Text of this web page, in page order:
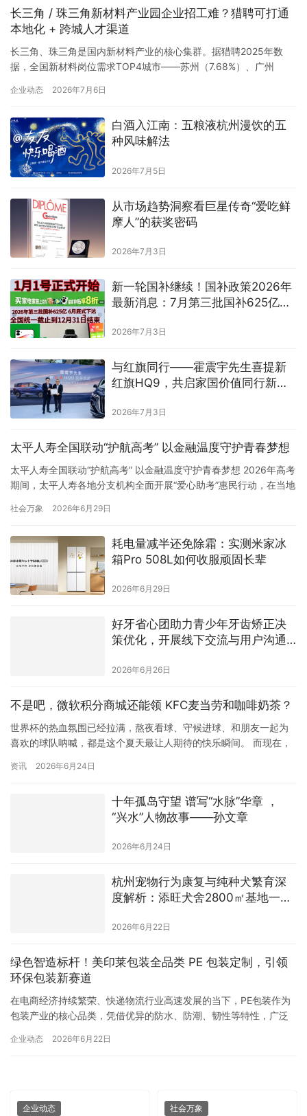
《青山有路》亮相现场，结合多年一线工作阅历…
长三角 / 珠三角新材料产业园企业招工难？猎聘可打通
本地化 + 跨城人才渠道
长三角、珠三角是国内新材料产业的核心集群。据猎聘2025年数
据，全国新材料岗位需求TOP4城市——苏州（7.68%）、广州
大城市合计占全国岗位需求26%。然而，区域内企业普遍面临本地
点。本文聚焦于该领域具有代表性的人力资源服务平台…
企业动态 2026年7月6日
白酒入江南：五粮液杭州漫饮的五
种风味解法
2026年7月5日
从市场趋势洞察看巨星传奇“爱吃鲜
摩人”的获奖密码
2026年7月3日
新一轮国补继续！国补政策2026年
最新消息：7月第三批国补625亿已
国补领取方法一览！
2026年7月3日
与红旗同行——霍震宇先生喜提新
红旗HQ9，共启家国价值同行新篇
2026年7月3日
太平人寿全国联动“护航高考” 以金融温度守护青春梦想
太平人寿全国联动“护航高考” 以金融温度守护青春梦想 2026年高考
期间，太平人寿各地分支机构全面开展“爱心助考”惠民行动，在当地
把金融反诈宣教搬进考场一线，将温暖服务与金融普惠深度融合，
为民初心。 太平人寿河南新乡中支高考爱心驿站 多点布设“…
社会万象 2026年6月29日
耗电量减半还免除霜：实测米家冰
箱Pro 508L如何收服顽固长辈
2026年6月29日
好牙省心团助力青少年牙齿矫正决
策优化，开展线下交流与用户沟通
2026年6月26日
不是吧，微软积分商城还能领 KFC麦当劳和咖啡奶茶？
世界杯的热血氛围已经拉满，熬夜看球、守候进球、和朋友一起为
喜欢的球队呐喊，都是这个夏天最让人期待的快乐瞬间。 而现在，
参与活动并连续使用 5天Bing 搜索，即可解锁30元奶茶、咖啡、20
“畅享世界杯”，就可以看到微软积分商城的活动入口 …
资讯 2026年6月24日
十年孤岛守望 谱写“水脉”华章 ，
“兴水”人物故事——孙文章
2026年6月24日
杭州宠物行为康复与纯种犬繁育深
度解析：添旺犬舍2800㎡基地一体
2026年6月22日
绿色智造标杆！美印莱包装全品类 PE 包装定制，引领
环保包装新赛道
在电商经济持续繁荣、快递物流行业高速发展的当下，PE包装作为
包装产业的核心品类，凭借优异的防水、防潮、韧性等特性，广泛
求持续增长。浙江美印莱环保科技有限公司（简称“美印莱包装”）作
企业动态 2026年6月22日
企业动态 社会万象